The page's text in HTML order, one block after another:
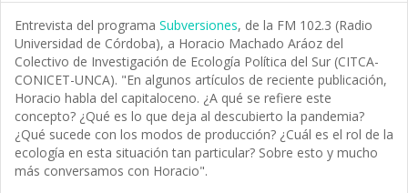
Entrevista del programa Subversiones, de la FM 102.3 (Radio
Universidad de Córdoba), a Horacio Machado Aráoz del
Colectivo de Investigación de Ecología Política del Sur (CITCA-
CONICET-UNCA). "En algunos artículos de reciente publicación,
Horacio habla del capitaloceno. ¿A qué se refiere este
concepto? ¿Qué es lo que deja al descubierto la pandemia?
¿Qué sucede con los modos de producción? ¿Cuál es el rol de la
ecología en esta situación tan particular? Sobre esto y mucho
más conversamos con Horacio".